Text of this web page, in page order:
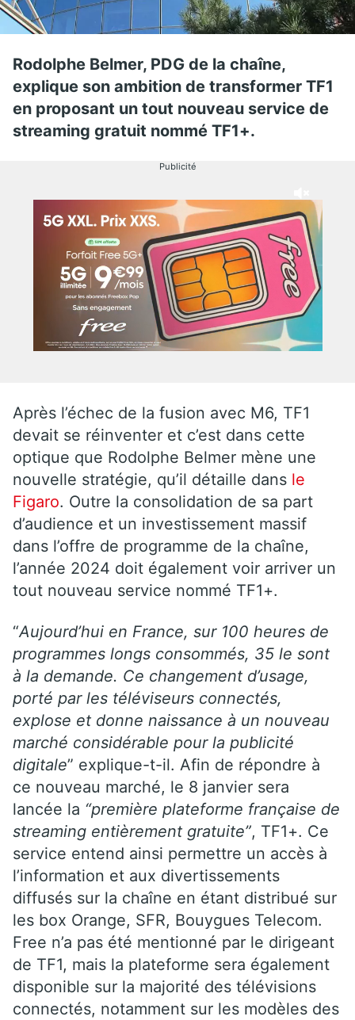
Rodolphe Belmer, PDG de la chaîne,
explique son ambition de transformer TF1
en proposant un tout nouveau service de
streaming gratuit nommé TF1+.
Publicité
Après l’échec de la fusion avec M6, TF1
devait se réinventer et c’est dans cette
optique que Rodolphe Belmer mène une
nouvelle stratégie, qu’il détaille dans le
Figaro. Outre la consolidation de sa part
d’audience et un investissement massif
dans l’offre de programme de la chaîne,
l’année 2024 doit également voir arriver un
tout nouveau service nommé TF1+.
“Aujourd’hui en France, sur 100 heures de
programmes longs consommés, 35 le sont
à la demande. Ce changement d’usage,
porté par les téléviseurs connectés,
explose et donne naissance à un nouveau
marché considérable pour la publicité
digitale” explique-t-il. Afin de répondre à
ce nouveau marché, le 8 janvier sera
lancée la “première plateforme française de
streaming entièrement gratuite”, TF1+. Ce
service entend ainsi permettre un accès à
l’information et aux divertissements
diffusés sur la chaîne en étant distribué sur
les box Orange, SFR, Bouygues Telecom.
Free n’a pas été mentionné par le dirigeant
de TF1, mais la plateforme sera également
disponible sur la majorité des télévisions
connectés, notamment sur les modèles des